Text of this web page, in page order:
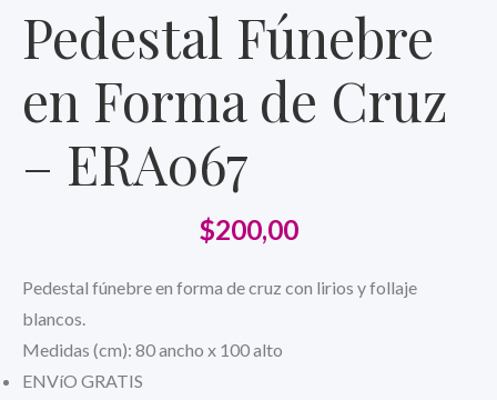
Pedestal Fúnebre
en Forma de Cruz
– ERA067
$200,00
Pedestal fúnebre en forma de cruz con lirios y follaje
blancos.
Medidas (cm): 80 ancho x 100 alto
ENVíO GRATIS